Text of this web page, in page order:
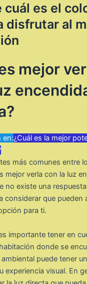
cuál es el
disfrutar al
mejor
en:¿Cuál es la mejor
más comunes entre
mejor verla con la luz
no existe una
considerar que pueden
para ti.
importante tener en
donde se
puede tener
experiencia visual. En